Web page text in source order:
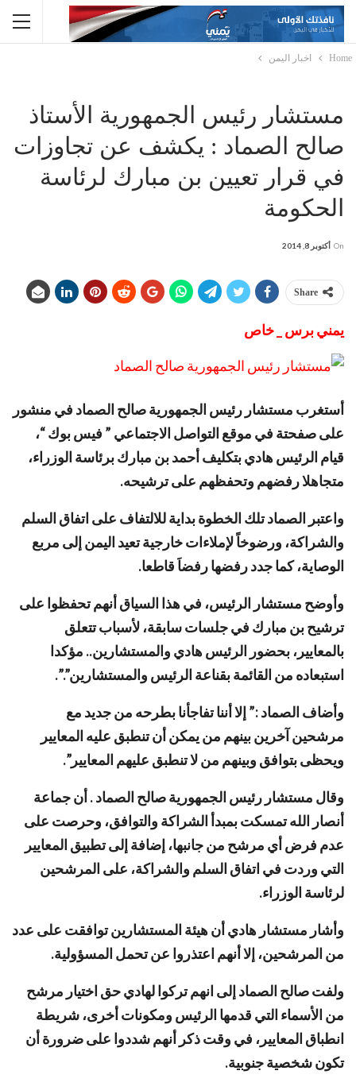
Home اخبار اليمن
مستشار رئيس الجمهورية الأستاذ
صالح الصماد : يكشف عن تجاوزات
في قرار تعيين بن مبارك لرئاسة
الحكومة
On أكتوبر 8, 2014
Share
يمني برس _ خاص
أستغرب مستشار رئيس الجمهورية صالح الصماد في منشور
على صفحتة في موقع التواصل الاجتماعي ” فيس بوك “،
قيام الرئيس هادي بتكليف أحمد بن مبارك برئاسة الوزراء،
متجاهلا رفضهم وتحفظهم على ترشيحه.
واعتبر الصماد تلك الخطوة بداية للالتفاف على اتفاق السلم
والشراكة، ورضوخاً لإملاءات خارجية تعيد اليمن إلى مربع
الوصاية، كما جدد رفضها رفضاَ قاطعا.
وأوضح مستشار الرئيس، في هذا السياق أنهم تحفظوا على
ترشيح بن مبارك في جلسات سابقة، لأسباب تتعلق
بالمعايير، بحضور الرئيس هادي والمستشارين.. مؤكدا
استبعاده من القائمة بقناعة الرئيس والمستشارين”.”.
وأضاف الصماد :” إلا أننا تفاجأنا بطرحه من جديد مع
مرشحين آخرين بينهم من يمكن أن تنطبق عليه المعايير
ويحظى بتوافق وبينهم من لا تنطبق عليهم المعايير”.
وقال مستشار رئيس الجمهورية صالح الصماد . أن جماعة
أنصار الله تمسكت بمبدأ الشراكة والتوافق، وحرصت على
عدم فرض أي مرشح من جانبها، إضافة إلى تطبيق المعايير
التي وردت في اتفاق السلم والشراكة، على المرشحين
لرئاسة الوزراء.
وأشار مستشار هادي أن هيئة المستشارين توافقت على عدد
من المرشحين، إلا أنهم اعتذروا عن تحمل المسؤولية.
ولفت صالح الصماد إلى انهم تركوا لهادي حق اختيار مرشح
من الأسماء التي قدمها الرئيس ومكونات أخرى، شريطة
انطباق المعايير، في وقت ذكر أنهم شددوا على ضرورة أن
تكون شخصية جنوبية.